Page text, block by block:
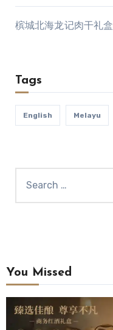
槟城北海龙记肉干礼
Tags
English Melayu
You Missed